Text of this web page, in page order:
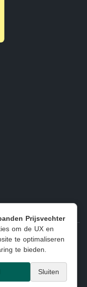
Prijsvechter
om de UX en
te optimaliseren
te bieden.
Sluiten
| Voorwaarden